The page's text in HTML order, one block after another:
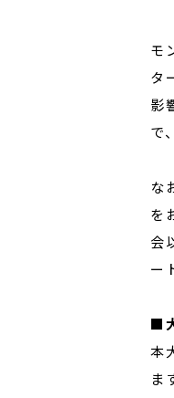
モ
タ
影
で
な
を
会
ー
■
本
ま